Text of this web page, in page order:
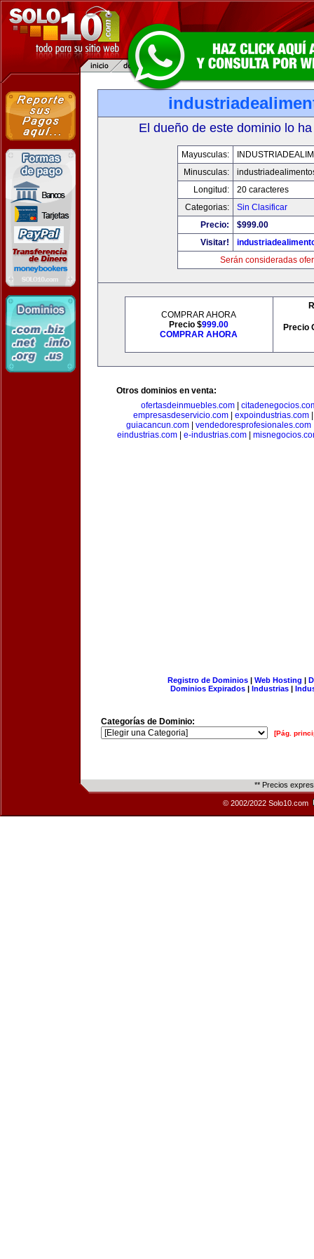
El dueño de este dominio lo
Mayusculas:
Minusculas:
Longitud:
20 caracteres
Categorias:
Sin Clasificar
Precio:
$999.00
Visitar!
Serán consideradas
COMPRAR AHORA
Precio $999.00
COMPRAR AHORA
Precio
Otros dominios en venta:
ofertasdeinmuebles.com
empresasdeservicio.com
expoindustrias.com
guiacancun.com| vendedoresprofesionales.com
eindustrias.com
e-industrias.com
Registro de Dominios| Web Hosting |
Dominios Expirados | Industrias |
Categorías de Dominio:
[Pág.
** Precios
© 2002/2022 Solo10.com